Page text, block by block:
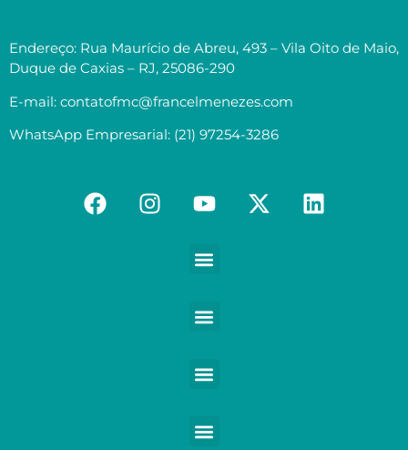
Endereço: Rua Maurício de Abreu, 493 – Vila Oito de Maio,
Duque de Caxias – RJ, 25086-290
E-mail: contatofmc@francelmenezes.com
WhatsApp Empresarial: (21) 97254-3286